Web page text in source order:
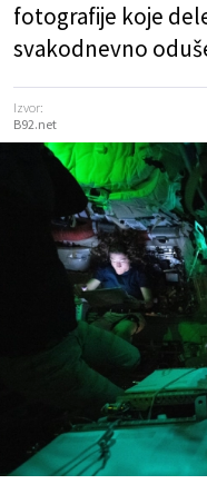
fotografije koje
svakodnevno
Izvor:
B92.net